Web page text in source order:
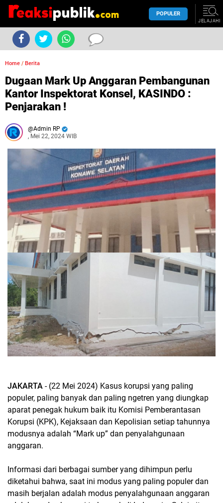
POPULER
JELAJAHI
Home / Berita
Dugaan Mark Up Anggaran Pembangunan
Kantor Inspektorat Konsel, KASINDO :
Penjarakan !
Admin RP
, Mei 22, 2024 WIB
JAKARTA - (22 Mei 2024) Kasus korupsi yang paling
populer, paling banyak dan paling ngetren yang diungkap
aparat penegak hukum baik itu Komisi Pemberantasan
Korupsi (KPK), Kejaksaan dan Kepolisian setiap tahunnya
modusnya adalah “Mark up” dan penyalahgunaan
anggaran.
Informasi dari berbagai sumber yang dihimpun perlu
diketahui bahwa, saat ini modus yang paling populer dan
masih berjalan adalah modus penyalahgunaan anggaran